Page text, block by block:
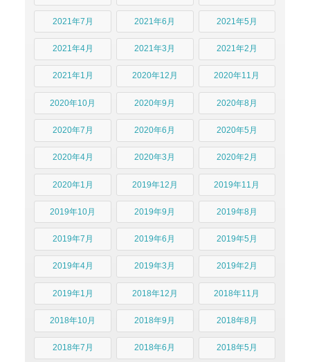
2021年7月 2021年6月 2021年5月
2021年4月 2021年3月 2021年2月
2021年1月 2020年12月 2020年11月
2020年10月 2020年9月 2020年8月
2020年7月 2020年6月 2020年5月
2020年4月 2020年3月 2020年2月
2020年1月 2019年12月 2019年11月
2019年10月 2019年9月 2019年8月
2019年7月 2019年6月 2019年5月
2019年4月 2019年3月 2019年2月
2019年1月 2018年12月 2018年11月
2018年10月 2018年9月 2018年8月
2018年7月 2018年6月 2018年5月